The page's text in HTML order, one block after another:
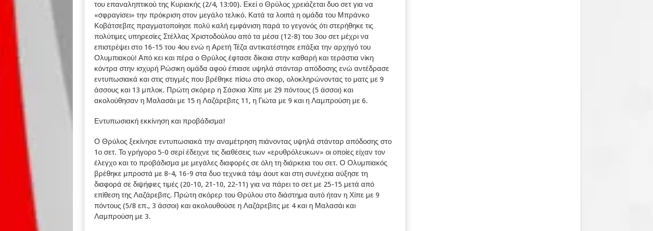
του επαναληπτικού της Κυριακής (2/4, 13:00). Εκεί ο Θρύλος χρειάζεται δυο σετ για να
«σφραγίσει» την πρόκριση στον μεγάλο τελικό. Κατά τα λοιπά η ομάδα του Μπράνκο
Κοβάτσεβιτς πραγματοποίησε πολύ καλή εμφάνιση παρά το γεγονός ότι στερήθηκε τις
πολύτιμες υπηρεσίες Στέλλας Χριστοδούλου από τα μέσα (12-8) του 3ου σετ μέχρι να
επιστρέψει στο 16-15 του 4ου ενώ η Αρετή Τέζα αντικατέστησε επάξια την αρχηγό του
Ολυμπιακού! Από κει και πέρα ο Θρύλος έφτασε δίκαια στην καθαρή και τεράστια νίκη
κόντρα στην ισχυρή Ρώσικη ομάδα αφού έπιασε υψηλά στάνταρ απόδοσης ενώ αντέδρασε
εντυπωσιακά και στις στιγμές που βρέθηκε πίσω στο σκορ, ολοκληρώνοντας το ματς με 9
άσσους και 13 μπλοκ. Πρώτη σκόρερ η Σάσκια Χίπε με 29 πόντους (5 άσσοι) και
ακολούθησαν η Μαλασάι με 15 η Λαζάρεβιτς 11, η Γιώτα με 9 και η Λαμπρούση με 6.
Εντυπωσιακή εκκίνηση και προβάδισμα!
Ο Θρύλος ξεκίνησε εντυπωσιακά την αναμέτρηση πιάνοντας υψηλά στάνταρ απόδοσης στο
1ο σετ. Το γρήγορο 5-0 σερί έδειχνε τις διαθέσεις των «ερυθρόλευκων» οι οποίες είχαν τον
έλεγχο και το προβάδισμα με μεγάλες διαφορές σε όλη τη διάρκεια του σετ. Ο Ολυμπιακός
βρέθηκε μπροστά με 8-4, 16-9 στα δυο τεχνικά τάιμ άουτ και στη συνέχεια αύξησε τη
διαφορά σε διψήφιες τιμές (20-10, 21-10, 22-11) για να πάρει το σετ με 25-15 μετά από
επίθεση της Λαζάρεβιτς. Πρώτη σκόρερ του Θρύλου στο διάστημα αυτό ήταν η Χίπε με 9
πόντους (5/8 επ., 3 άσσοι) και ακολουθούσε η Λαζάρεβιτς με 4 και η Μαλασάι και
Λαμπρούση με 3.